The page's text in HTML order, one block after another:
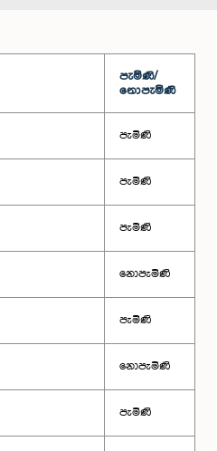
පැමිණි/
නොපැමිණි
පැමිණි
පැමිණි
පැමිණි
නොපැමිණි
පැමිණි
නොපැමිණි
පැමිණි